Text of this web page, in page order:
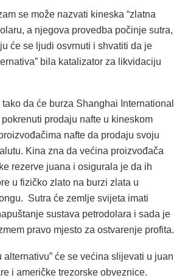
se može nazvati kineska “zlatna
a njegova provedba počinje sutra,
će se ljudi osvrnuti i shvatiti da je
bila katalizator za likvidaciju
da će burza Shanghai International
prodaju nafte u kineskom
nafte da prodaju svoju
Kina zna da većina proizvođača
rezerve juana i osigurala je da ih
u fizičko zlato na burzi zlata u
Sutra će zemlje svijeta imati
sustava petrodolara i sada je
pravo mjesto za ostvarenje profita.
alternativu” će se većina slijevati u juan
i američke trezorske obveznice.